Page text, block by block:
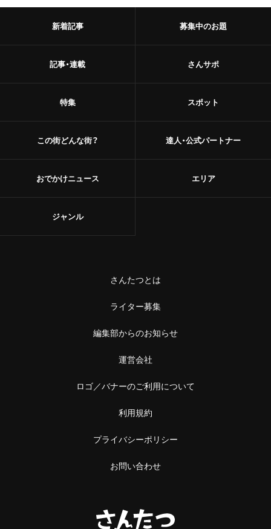
新着記事
記事・連載
特集
この街どんな街？
おでかけニュース
募集中のお題
さんサポ
スポット
達人・公式パートナー
エリア
ジャンル
さんたつとは
ライター募集
編集部からのお知らせ
運営会社
ロゴ／バナーのご利用について
利用規約
プライバシーポリシー
お問い合わせ